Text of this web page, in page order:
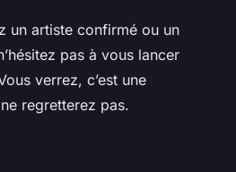
un artiste confirmé ou un
pas à vous lancer
verrez, c’est une
regretterez pas.